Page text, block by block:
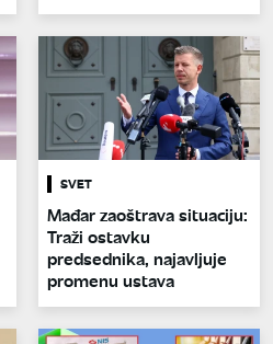
SVET
Mađar zaoštrava situaciju:
Traži ostavku
predsednika, najavljuje
promenu ustava